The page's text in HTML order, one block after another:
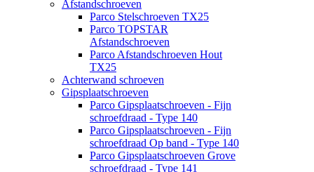
Afstandschroeven
Parco Stelschroeven TX25
Parco TOPSTAR
Afstandschroeven
Parco Afstandschroeven Hout
TX25
Achterwand schroeven
Gipsplaatschroeven
Parco Gipsplaatschroeven - Fijn
schroefdraad - Type 140
Parco Gipsplaatschroeven - Fijn
schroefdraad Op band - Type 140
Parco Gipsplaatschroeven Grove
schroefdraad - Type 141